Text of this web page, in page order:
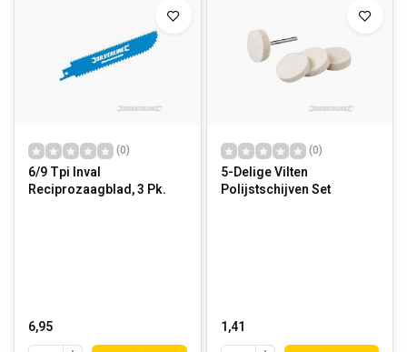
(0)
6/9 Tpi Inval
Reciprozaagblad, 3 Pk.
6,95
(0)
5-Delige Vilten
Polijstschijven Set
1,41